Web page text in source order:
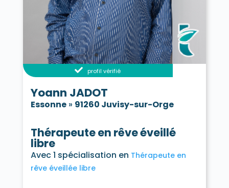
profil vérifié
Yoann JADOT
Essonne» 91260 Juvisy-sur-Orge
Thérapeute en rêve éveillé
libre
Avec 1 spécialisation en Thérapeute en
rêve éveillée libre